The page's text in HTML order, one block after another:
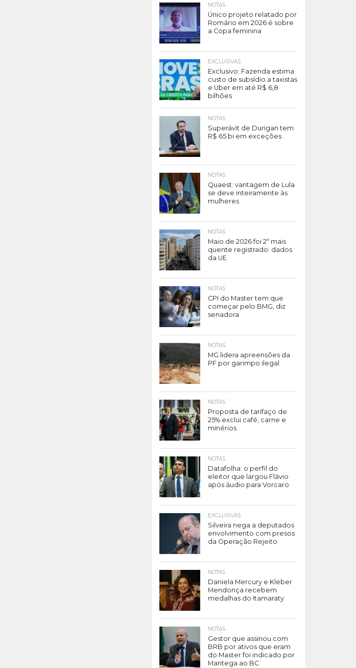
NOTAS
Único projeto relatado por
Romário em 2026 é sobre
a Copa feminina
EXCLUSIVAS
Exclusivo: Fazenda estima
custo de subsídio a taxistas
e Uber em até R$ 6,8
bilhões
NOTAS
Superávit de Durigan tem
R$ 65 bi em exceções
NOTAS
Quaest: vantagem de Lula
se deve inteiramente às
mulheres
NOTAS
Maio de 2026 foi 2º mais
quente registrado: dados
da UE
NOTAS
CPI do Master tem que
começar pelo BMG, diz
senadora
NOTAS
MG lidera apreensões da
PF por garimpo ilegal
NOTAS
Proposta de tarifaço de
25% exclui café, carne e
minérios
NOTAS
Datafolha: o perfil do
eleitor que largou Flávio
após áudio para Vorcaro
EXCLUSIVAS
Silveira nega a deputados
envolvimento com presos
da Operação Rejeito
NOTAS
Daniela Mercury e Kleber
Mendonça recebem
medalhas do Itamaraty
NOTAS
Gestor que assinou com
BRB por ativos que eram
do Master foi indicado por
Mantega ao BC